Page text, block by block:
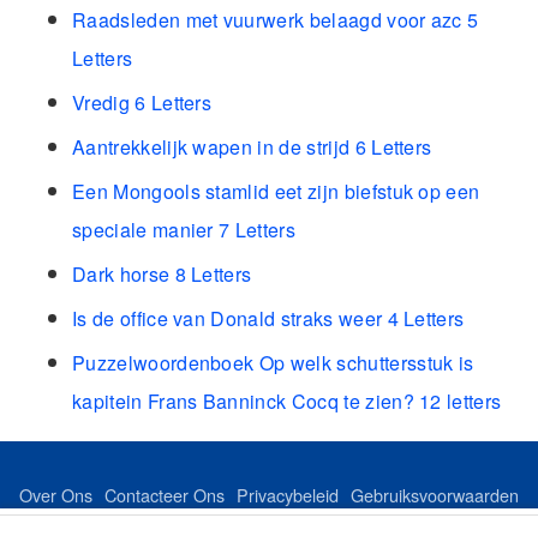
Raadsleden met vuurwerk belaagd voor azc 5
Letters
Vredig 6 Letters
Aantrekkelijk wapen in de strijd 6 Letters
Een Mongools stamlid eet zijn biefstuk op een
speciale manier 7 Letters
Dark horse 8 Letters
Is de office van Donald straks weer 4 Letters
Puzzelwoordenboek Op welk schuttersstuk is
kapitein Frans Banninck Cocq te zien? 12 letters
Over Ons Contacteer Ons Privacybeleid Gebruiksvoorwaarden